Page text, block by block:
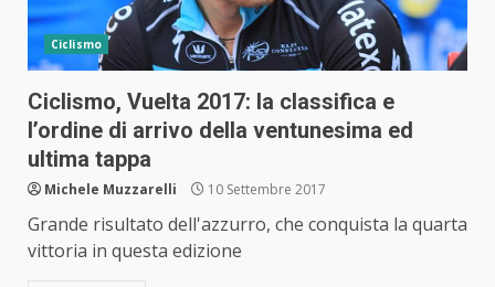
Ciclismo
Ciclismo, Vuelta 2017: la classifica e
l’ordine di arrivo della ventunesima ed
ultima tappa
Michele Muzzarelli 10 Settembre 2017
Grande risultato dell'azzurro, che conquista la quarta
vittoria in questa edizione